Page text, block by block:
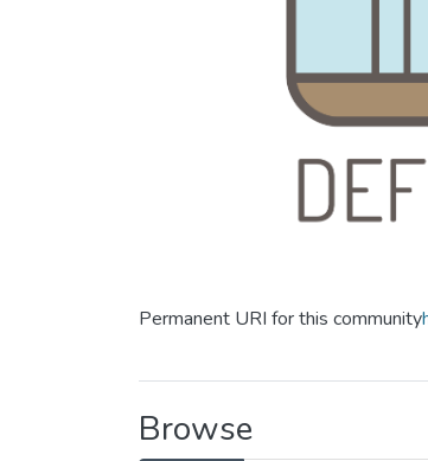
Permanent URI for this community
Browse